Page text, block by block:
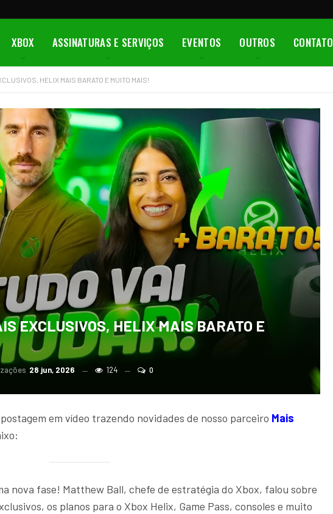
XBOX ASSINATURAS E SERVIÇOS EVENTOS OUTROS CONTATO
HELIX MAIS BARATO E MUITO MAIS!
EXCLUSIVOS, HELIX MAIS BARATO E
28 jun, 2026 124 0
em vídeo trazendo novidades de nosso parceiro Mais
nova fase! Matthew Ball, chefe de estratégia do Xbox, falou sobre
os planos para o Xbox Helix, Game Pass, consoles e muito